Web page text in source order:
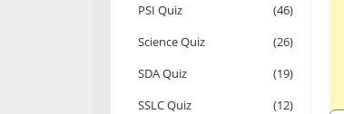
PSI Quiz
(46)
Science Quiz
(26)
SDA Quiz
(19)
SSLC Quiz
(12)